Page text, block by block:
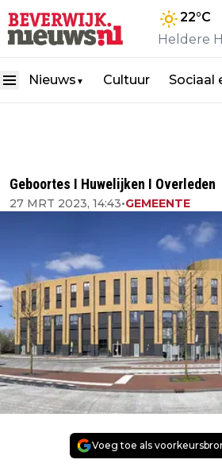
22°C
Heldere
Nieuws ▼ Cultuur Sociaal
Geboortes I Huwelijken I Overleden
27 MRT 2023, 14:43•GEMEENTE
Voeg toe als